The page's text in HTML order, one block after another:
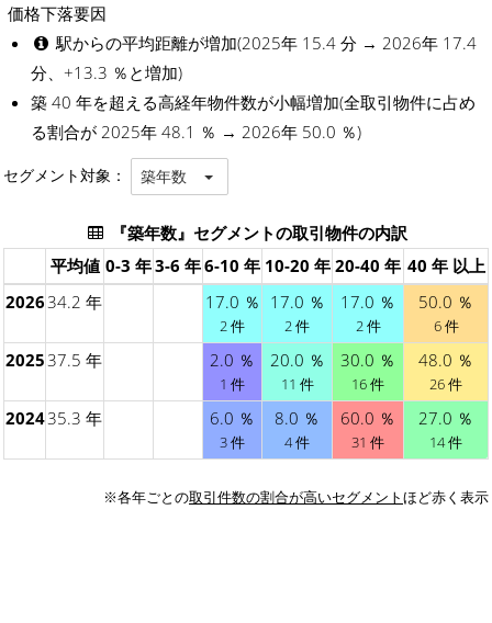
価格下落要因
駅からの平均距離が増加(2025年 15.4 分 → 2026年 17.4
分、+13.3 ％と増加)
築 40 年を超える高経年物件数が小幅増加(全取引物件に占め
る割合が 2025年 48.1 ％ → 2026年 50.0 ％)
セグメント対象： 築年数
『築年数』セグメントの取引物件の内訳
平均値 0-3 年3-6 年6-10 年 10-20 年 20-40 年 40 年 以上
202634.2 年 17.0 ％
2 件
17.0 ％
2 件
17.0 ％
2 件
50.0 ％
6 件
202537.5 年 2.0 ％
1 件
20.0 ％
11 件
30.0 ％
16 件
48.0 ％
26 件
202435.3 年 6.0 ％
3 件
8.0 ％
4 件
60.0 ％
31 件
27.0 ％
14 件
※各年ごとの取引件数の割合が高いセグメントほど赤く表示